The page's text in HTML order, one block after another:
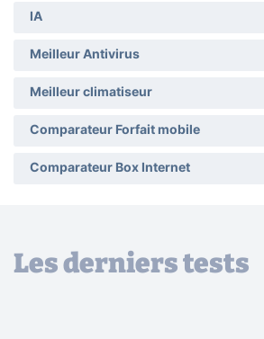
IA
Meilleur Antivirus
Meilleur climatiseur
Comparateur Forfait mobile
Comparateur Box Internet
Les derniers tests